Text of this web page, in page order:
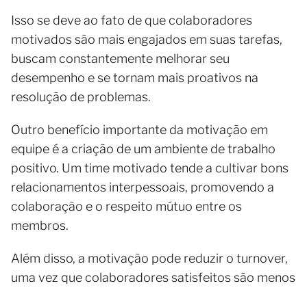
Isso se deve ao fato de que colaboradores
motivados são mais engajados em suas tarefas,
buscam constantemente melhorar seu
desempenho e se tornam mais proativos na
resolução de problemas.
Outro benefício importante da motivação em
equipe é a criação de um ambiente de trabalho
positivo. Um time motivado tende a cultivar bons
relacionamentos interpessoais, promovendo a
colaboração e o respeito mútuo entre os
membros.
Além disso, a motivação pode reduzir o turnover,
uma vez que colaboradores satisfeitos são menos